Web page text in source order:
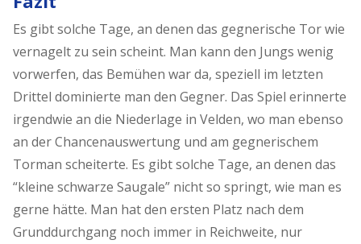
Es gibt solche Tage, an denen das gegnerische Tor wie
vernagelt zu sein scheint. Man kann den Jungs wenig
vorwerfen, das Bemühen war da, speziell im letzten
Drittel dominierte man den Gegner. Das Spiel erinnerte
irgendwie an die Niederlage in Velden, wo man ebenso
an der Chancenauswertung und am gegnerischem
Torman scheiterte. Es gibt solche Tage, an denen das
“kleine schwarze Saugale” nicht so springt, wie man es
gerne hätte. Man hat den ersten Platz nach dem
Grunddurchgang noch immer in Reichweite, nur